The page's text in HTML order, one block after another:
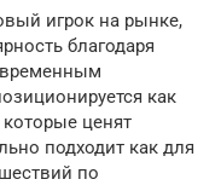
игрок на рынке,
благодаря
как
ценят
подходит как для
по